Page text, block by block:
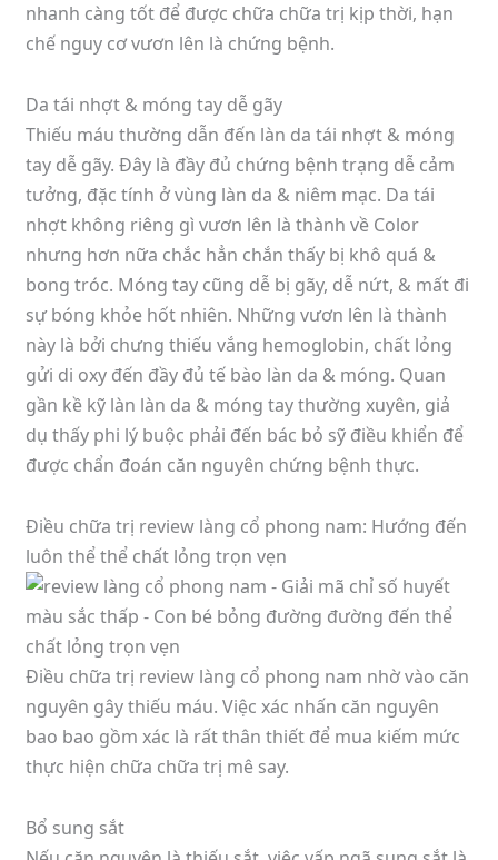
nhanh càng tốt để được chữa chữa trị kịp thời, hạn
chế nguy cơ vươn lên là chứng bệnh.
Da tái nhợt & móng tay dễ gãy
Thiếu máu thường dẫn đến làn da tái nhợt & móng
tay dễ gãy. Đây là đầy đủ chứng bệnh trạng dễ cảm
tưởng, đặc tính ở vùng làn da & niêm mạc. Da tái
nhợt không riêng gì vươn lên là thành về Color
nhưng hơn nữa chắc hẳn chắn thấy bị khô quá &
bong tróc. Móng tay cũng dễ bị gãy, dễ nứt, & mất đi
sự bóng khỏe hốt nhiên. Những vươn lên là thành
này là bởi chưng thiếu vắng hemoglobin, chất lỏng
gửi di oxy đến đầy đủ tế bào làn da & móng. Quan
gần kề kỹ làn làn da & móng tay thường xuyên, giả
dụ thấy phi lý buộc phải đến bác bỏ sỹ điều khiển để
được chẩn đoán căn nguyên chứng bệnh thực.
Điều chữa trị review làng cổ phong nam: Hướng đến
luôn thể thể chất lỏng trọn vẹn
Điều chữa trị review làng cổ phong nam nhờ vào căn
nguyên gây thiếu máu. Việc xác nhấn căn nguyên
bao bao gồm xác là rất thân thiết để mua kiếm mức
thực hiện chữa chữa trị mê say.
Bổ sung sắt